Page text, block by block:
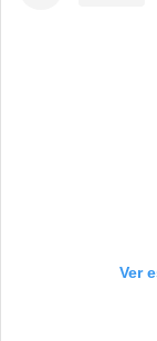
Ver